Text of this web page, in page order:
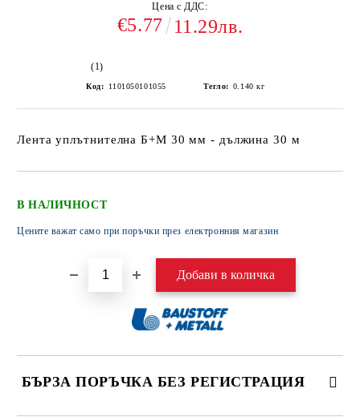
Цена с ДДС:
€5.77 11.29лв.
(1)
Код: 1101050101055 Тегло: 0.140 кг
Лента уплътнителна Б+М 30 мм - дължина 30 м
В НАЛИЧНОСТ
Цените важат само при поръчки през електронния магазин
БЪРЗА ПОРЪЧКА БЕЗ РЕГИСТРАЦИЯ